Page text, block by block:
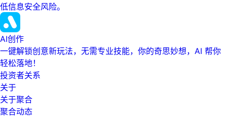
低信息安全风险。
AI创作
一键解锁创意新玩法，无需专业技能，你的奇思妙想，AI 帮你
轻松落地！
投资者关系
关于
关于聚合
聚合动态